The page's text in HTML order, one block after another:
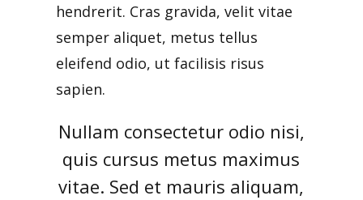
hendrerit. Cras gravida, velit vitae
semper aliquet, metus tellus
eleifend odio, ut facilisis risus
sapien.
Nullam consectetur odio nisi,
quis cursus metus maximus
vitae. Sed et mauris aliquam,